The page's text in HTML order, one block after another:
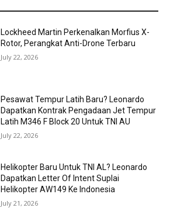
Lockheed Martin Perkenalkan Morfius X-
Rotor, Perangkat Anti-Drone Terbaru
July 22, 2026
Pesawat Tempur Latih Baru? Leonardo
Dapatkan Kontrak Pengadaan Jet Tempur
Latih M346 F Block 20 Untuk TNI AU
July 22, 2026
Helikopter Baru Untuk TNI AL? Leonardo
Dapatkan Letter Of Intent Suplai
Helikopter AW149 Ke Indonesia
July 21, 2026